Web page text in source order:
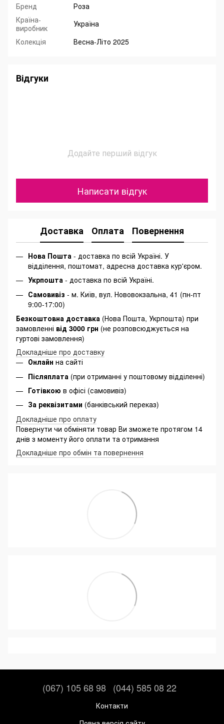
Бренд
Роза
Країна-
виробник
Україна
Колекція
Весна-Літо 2025
Відгуки
Додайте перший відгук
Написати відгук
Доставка Оплата Повернення
Нова Пошта - доставка по всій Україні. У
відділення, поштомат, адресна доставка кур'єром.
Укрпошта - доставка по всій Україні.
Самовивіз - м. Київ, вул. Нововокзальна, 41 (пн-пт
9:00-17:00)
Безкоштовна доставка (Нова Пошта, Укрпошта) при
замовленні від 3000 грн (не розповсюджується на
гуртові замовлення)
Докладніше про доставку
Онлайн на сайті
Післяплата (при отриманні у поштовому відділенні)
Готівкою в офісі (самовивіз)
За реквізитами (банківський переказ)
Докладніше про оплату
Повернути чи обміняти товар Ви зможете протягом 14
днів з моменту його оплати та отримання
Докладніше про обмін та повернення
(067) 105 68 98 (044) 585 08 22
Контакти